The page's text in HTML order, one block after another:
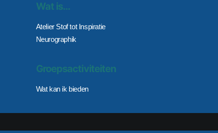
Wat is…
Atelier Stof tot Inspiratie
Neurographik
Groepsactiviteiten
Wat kan ik bieden